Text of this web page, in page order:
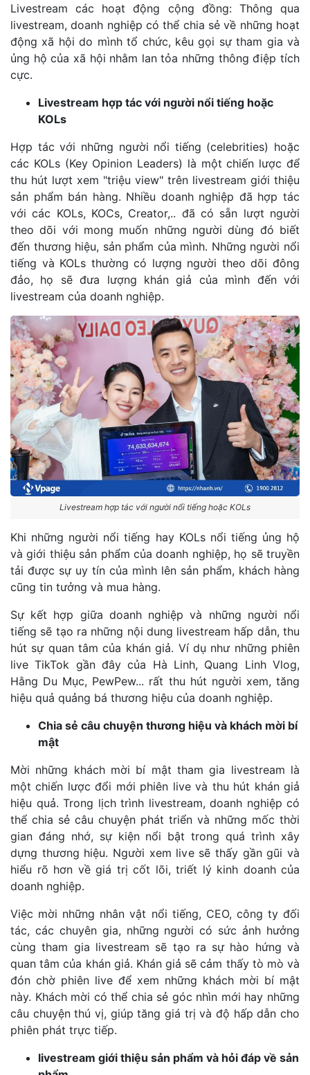
Livestream các hoạt động cộng đồng: Thông qua
livestream, doanh nghiệp có thể chia sẻ về những hoạt
động xã hội do mình tổ chức, kêu gọi sự tham gia và
ủng hộ của xã hội nhằm lan tỏa những thông điệp tích
cực.
Livestream hợp tác với người nổi tiếng hoặc
KOLs
Hợp tác với những người nổi tiếng (celebrities) hoặc
các KOLs (Key Opinion Leaders) là một chiến lược để
thu hút lượt xem "triệu view" trên livestream giới thiệu
sản phẩm bán hàng. Nhiều doanh nghiệp đã hợp tác
với các KOLs, KOCs, Creator,.. đã có sẵn lượt người
theo dõi với mong muốn những người dùng đó biết
đến thương hiệu, sản phẩm của mình. Những người nổi
tiếng và KOLs thường có lượng người theo dõi đông
đảo, họ sẽ đưa lượng khán giả của mình đến với
livestream của doanh nghiệp.
Livestream hợp tác với người nổi tiếng hoặc KOLs
Khi những người nổi tiếng hay KOLs nổi tiếng ủng hộ
và giới thiệu sản phẩm của doanh nghiệp, họ sẽ truyền
tải được sự uy tín của mình lên sản phẩm, khách hàng
cũng tin tưởng và mua hàng.
Sự kết hợp giữa doanh nghiệp và những người nổi
tiếng sẽ tạo ra những nội dung livestream hấp dẫn, thu
hút sự quan tâm của khán giả. Ví dụ như những phiên
live TikTok gần đây của Hà Linh, Quang Linh Vlog,
Hằng Du Mục, PewPew... rất thu hút người xem, tăng
hiệu quả quảng bá thương hiệu của doanh nghiệp.
Chia sẻ câu chuyện thương hiệu và khách mời bí
mật
Mời những khách mời bí mật tham gia livestream là
một chiến lược đổi mới phiên live và thu hút khán giả
hiệu quả. Trong lịch trình livestream, doanh nghiệp có
thể chia sẻ câu chuyện phát triển và những mốc thời
gian đáng nhớ, sự kiện nổi bật trong quá trình xây
dựng thương hiệu. Người xem live sẽ thấy gần gũi và
hiểu rõ hơn về giá trị cốt lõi, triết lý kinh doanh của
doanh nghiệp.
Việc mời những nhân vật nổi tiếng, CEO, công ty đối
tác, các chuyên gia, những người có sức ảnh hưởng
cùng tham gia livestream sẽ tạo ra sự hào hứng và
quan tâm của khán giả. Khán giả sẽ cảm thấy tò mò và
đón chờ phiên live để xem những khách mời bí mật
này. Khách mời có thể chia sẻ góc nhìn mới hay những
câu chuyện thú vị, giúp tăng giá trị và độ hấp dẫn cho
phiên phát trực tiếp.
livestream giới thiệu sản phẩm và hỏi đáp về sản